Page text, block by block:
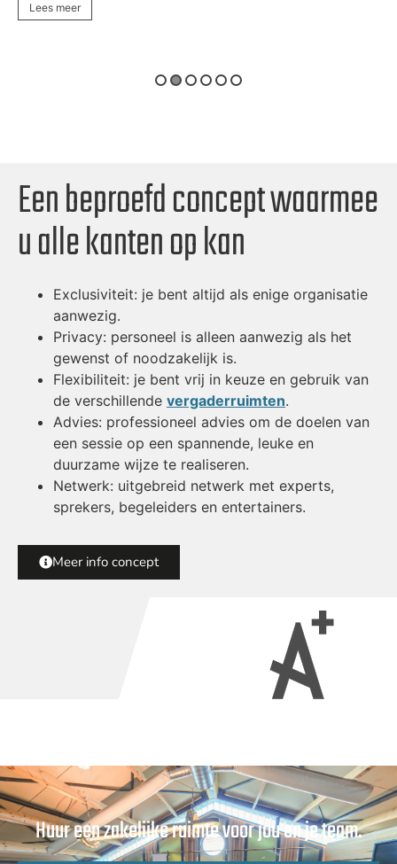
Lees meer
Een beproefd concept waarmee
u alle kanten op kan
Exclusiviteit: je bent altijd als enige organisatie
aanwezig.
Privacy: personeel is alleen aanwezig als het
gewenst of noodzakelijk is.
Flexibiliteit: je bent vrij in keuze en gebruik van
de verschillende vergaderruimten.
Advies: professioneel advies om de doelen van
een sessie op een spannende, leuke en
duurzame wijze te realiseren.
Netwerk: uitgebreid netwerk met experts,
sprekers, begeleiders en entertainers.
Meer info concept
Huur een zakelijke ruimte voor jou en je team.